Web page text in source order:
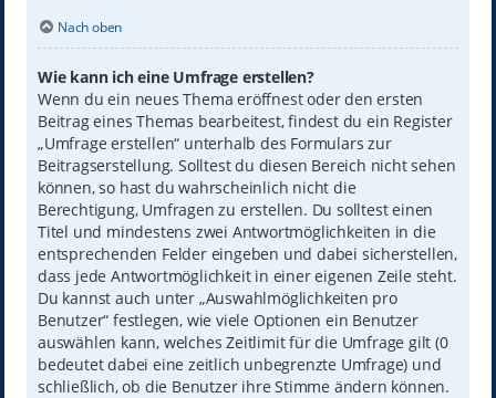
Nach oben
Wie kann ich eine Umfrage erstellen?
Wenn du ein neues Thema eröffnest oder den ersten
Beitrag eines Themas bearbeitest, findest du ein Register
„Umfrage erstellen“ unterhalb des Formulars zur
Beitragserstellung. Solltest du diesen Bereich nicht sehen
können, so hast du wahrscheinlich nicht die
Berechtigung, Umfragen zu erstellen. Du solltest einen
Titel und mindestens zwei Antwortmöglichkeiten in die
entsprechenden Felder eingeben und dabei sicherstellen,
dass jede Antwortmöglichkeit in einer eigenen Zeile steht.
Du kannst auch unter „Auswahlmöglichkeiten pro
Benutzer“ festlegen, wie viele Optionen ein Benutzer
auswählen kann, welches Zeitlimit für die Umfrage gilt (0
bedeutet dabei eine zeitlich unbegrenzte Umfrage) und
schließlich, ob die Benutzer ihre Stimme ändern können.